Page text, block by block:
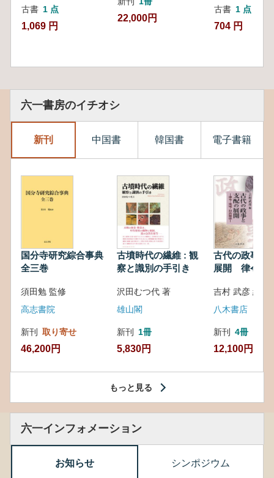
古書 1 点
1,069 円
22,000円
古書 1 点
704 円
六一書房のイチオシ
新刊 中国書 韓国書 電子書籍
国分寺研究綜合事典
全三巻
須田勉 監修
高志書院
新刊 取り寄せ
46,200円
古墳時代の繊維 : 観
察と識別の手引き
沢田むつ代 著
雄山閣
新刊 1冊
5,830円
古代の政事と
展開 律令・
吉村 武彦 編集
八木書店
新刊 4冊
12,100円
もっと見る
六一インフォメーション
お知らせ シンポジウム